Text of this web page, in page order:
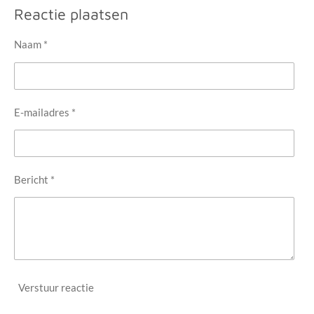
n
l
e
e
n
Reactie plaatsen
Naam *
E-mailadres *
Bericht *
Verstuur reactie